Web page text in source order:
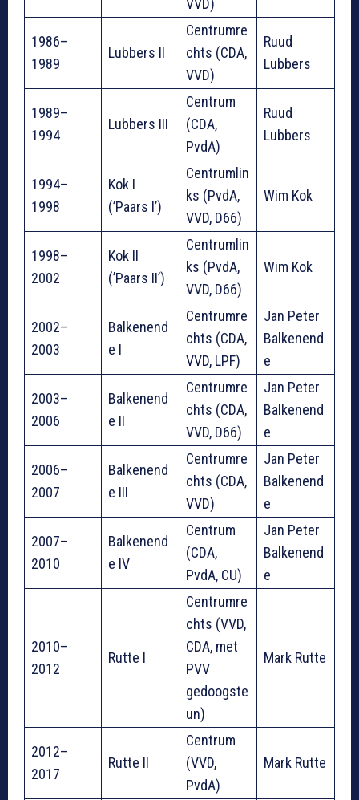
VVD)
1986–
1989
Lubbers II
Centrumre
chts (CDA,
VVD)
Ruud
Lubbers
1989–
1994
Lubbers III
Centrum
(CDA,
PvdA)
Ruud
Lubbers
1994–
1998
Kok I
(’Paars I’)
Centrumlin
ks (PvdA,
VVD, D66)
Wim Kok
1998–
2002
Kok II
(’Paars II’)
Centrumlin
ks (PvdA,
VVD, D66)
Wim Kok
2002–
2003
Balkenend
e I
Centrumre
chts (CDA,
VVD, LPF)
Jan Peter
Balkenend
e
2003–
2006
Balkenend
e II
Centrumre
chts (CDA,
VVD, D66)
Jan Peter
Balkenend
e
2006–
2007
Balkenend
e III
Centrumre
chts (CDA,
VVD)
Jan Peter
Balkenend
e
2007–
2010
Balkenend
e IV
Centrum
(CDA,
PvdA, CU)
Jan Peter
Balkenend
e
2010–
2012
Rutte I
Centrumre
chts (VVD,
CDA, met
PVV
gedoogste
un)
Mark Rutte
2012–
2017
Rutte II
Centrum
(VVD,
PvdA)
Mark Rutte